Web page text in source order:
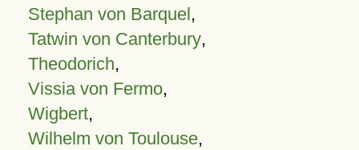
Stephan von Barquel,
Tatwin von Canterbury,
Theodorich,
Vissia von Fermo,
Wigbert,
Wilhelm von Toulouse,